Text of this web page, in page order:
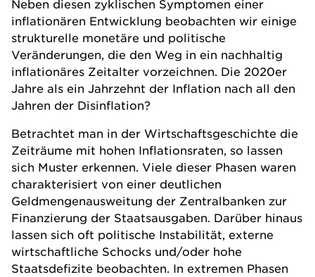
Neben diesen zyklischen Symptomen einer
inflationären Entwicklung beobachten wir einige
strukturelle monetäre und politische
Veränderungen, die den Weg in ein nachhaltig
inflationäres Zeitalter vorzeichnen. Die 2020er
Jahre als ein Jahrzehnt der Inflation nach all den
Jahren der Disinflation?
Betrachtet man in der Wirtschaftsgeschichte die
Zeiträume mit hohen Inflationsraten, so lassen
sich Muster erkennen. Viele dieser Phasen waren
charakterisiert von einer deutlichen
Geldmengenausweitung der Zentralbanken zur
Finanzierung der Staatsausgaben. Darüber hinaus
lassen sich oft politische Instabilität, externe
wirtschaftliche Schocks und/oder hohe
Staatsdefizite beobachten. In extremen Phasen